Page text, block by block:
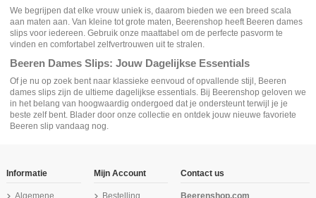
We begrijpen dat elke vrouw uniek is, daarom bieden we een breed scala
aan maten aan. Van kleine tot grote maten, Beerenshop heeft Beeren dames
slips voor iedereen. Gebruik onze maattabel om de perfecte pasvorm te
vinden en comfortabel zelfvertrouwen uit te stralen.
Beeren Dames Slips: Jouw Dagelijkse Essentials
Of je nu op zoek bent naar klassieke eenvoud of opvallende stijl, Beeren
dames slips zijn de ultieme dagelijkse essentials. Bij Beerenshop geloven we
in het belang van hoogwaardig ondergoed dat je ondersteunt terwijl je je
beste zelf bent. Blader door onze collectie en ontdek jouw nieuwe favoriete
Beeren slip vandaag nog.
Informatie
Algemene
Mijn Account
Bestelling
Contact us
Beerenshop.com